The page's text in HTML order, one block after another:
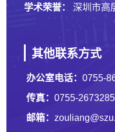
学术荣誉： 深圳市高
其他联系方式
办公室电话： 0755-
传真： 0755-
邮箱：